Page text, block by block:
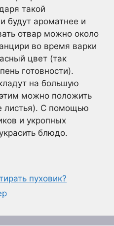
такой
будут ароматнее и
отвар можно около
во время варки
цвет (так
готовности).
на большую
можно положить
листья). С помощью
и укропных
блюдо.
пуховик?